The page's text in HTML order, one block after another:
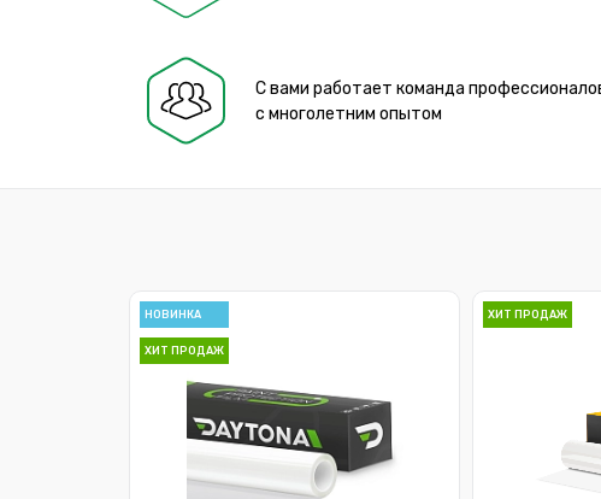
С вами работает команда
с многолетним опытом
НОВИНКА
ХИТ ПРОДАЖ
ХИТ ПРОДАЖ